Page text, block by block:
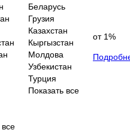
все
Беларусь
Грузия
Казахстан
Кыргызстан
Молдова
Узбекистан
Турция
Показать все
от 1%